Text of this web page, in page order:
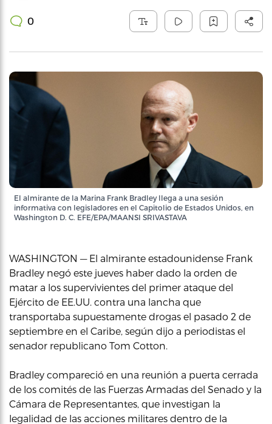
0
El almirante de la Marina Frank Bradley llega a una sesión
informativa con legisladores en el Capitolio de Estados Unidos, en
Washington D. C. EFE/EPA/MAANSI SRIVASTAVA
WASHINGTON — El almirante estadounidense Frank
Bradley negó este jueves haber dado la orden de
matar a los supervivientes del primer ataque del
Ejército de EE.UU. contra una lancha que
transportaba supuestamente drogas el pasado 2 de
septiembre en el Caribe, según dijo a periodistas el
senador republicano Tom Cotton.
Bradley compareció en una reunión a puerta cerrada
de los comités de las Fuerzas Armadas del Senado y la
Cámara de Representantes, que investigan la
legalidad de las acciones militares dentro de la